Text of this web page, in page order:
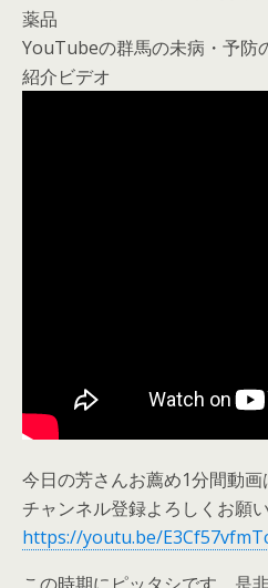
薬品
YouTubeの群馬の未病・予防
紹介ビデオ
今日の芳さんお薦め1分間動画
チャンネル登録よろしくお願
https://youtu.be/